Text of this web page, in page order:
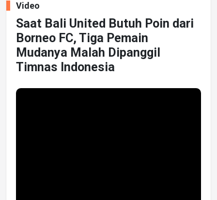
Video
Saat Bali United Butuh Poin dari
Borneo FC, Tiga Pemain
Mudanya Malah Dipanggil
Timnas Indonesia